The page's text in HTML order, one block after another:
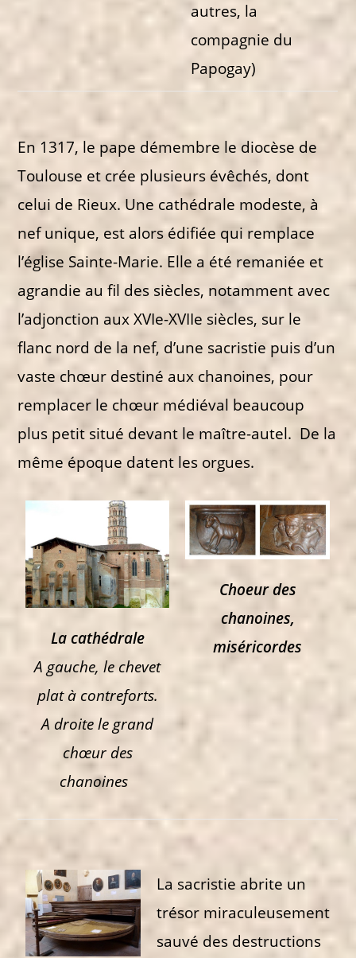
autres, la
compagnie du
Papogay)
En 1317, le pape démembre le diocèse de
Toulouse et crée plusieurs évêchés, dont
celui de Rieux. Une cathédrale modeste, à
nef unique, est alors édifiée qui remplace
l’église Sainte-Marie. Elle a été remaniée et
agrandie au fil des siècles, notamment avec
l’adjonction aux XVIe-XVIIe siècles, sur le
flanc nord de la nef, d’une sacristie puis d’un
vaste chœur destiné aux chanoines, pour
remplacer le chœur médiéval beaucoup
plus petit situé devant le maître-autel. De la
même époque datent les orgues.
La cathédrale
A gauche, le chevet
plat à contreforts.
A droite le grand
chœur des
chanoines
Choeur des
chanoines,
miséricordes
La sacristie abrite un
trésor miraculeusement
sauvé des destructions